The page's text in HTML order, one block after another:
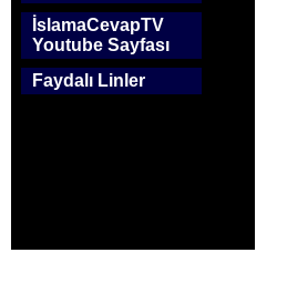
İslamaCevapTV
Youtube Sayfası
Faydalı Linler